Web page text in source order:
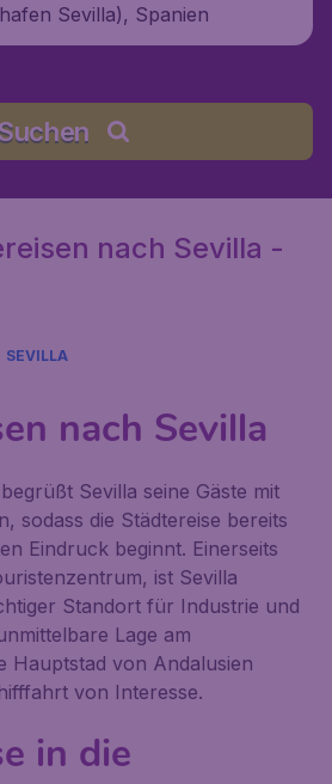
Sevilla), Spanien
nach Sevilla -
SEVILLA
nach Sevilla
Sevilla seine Gäste mit
sodass die Städtereise bereits
Eindruck beginnt. Einerseits
ist Sevilla
Standort für Industrie und
Lage am
Hauptstad von Andalusien
von Interesse.
in die